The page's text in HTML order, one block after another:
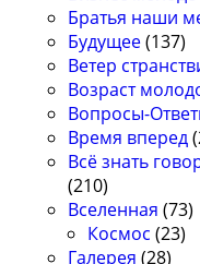
Братья наши
Будущее(137)
Ветер
Возраст
Вопросы-
Время вперед
Всё знать
(210)
Вселенная (73)
Космос (23)
Галерея (28)